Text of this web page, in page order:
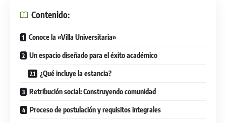
Contenido:
Conoce la «Villa Universitaria»
Un espacio diseñado para el éxito académico
¿Qué incluye la estancia?
Retribución social: Construyendo comunidad
Proceso de postulación y requisitos integrales